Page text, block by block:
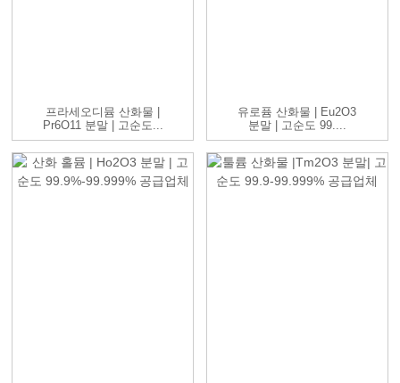
프라세오디뮴 산화물 |
Pr6O11 분말 | 고순도...
유로퓸 산화물 | Eu2O3
분말 | 고순도 99....